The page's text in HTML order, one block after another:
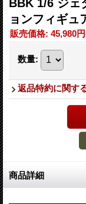
BBK 1/6 ジェ
ョンフィギュ
販売価格: 45,980円
数量:
返品特約に関す
商品詳細